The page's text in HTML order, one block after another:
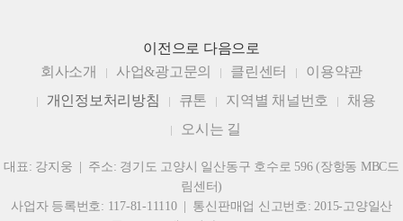
이전으로 다음으로
회사소개
사업&광고문의 클린센터
이용약관
개인정보처리방침
큐톤 지역별 채널번호
채용
오시는 길
대표: 강지웅 | 주소: 경기도 고양시 일산동구 호수로 596 (장항동 MBC드
림센터)
사업자 등록번호: 117-81-11110 | 통신판매업 신고번호: 2015-고양일산